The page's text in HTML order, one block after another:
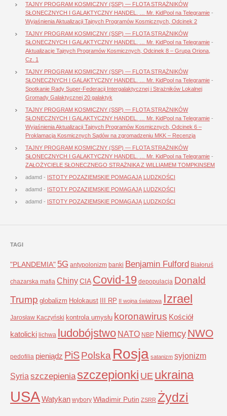
TAJNY PROGRAM KOSMICZNY (SSP) — FLOTA STRAŻNIKÓW
SŁONECZNYCH I GALAKTYCZNY HANDEL. … Mr. KidPool na Telegramie -
Wyjaśnienia Aktualizacji Tajnych Programów Kosmicznych, Odcinek 2
TAJNY PROGRAM KOSMICZNY (SSP) — FLOTA STRAŻNIKÓW
SŁONECZNYCH I GALAKTYCZNY HANDEL. … Mr. KidPool na Telegramie -
Aktualizacje Tajnych Programów Kosmicznych, Odcinek 8 – Grupa Oriona,
Cz. 1
TAJNY PROGRAM KOSMICZNY (SSP) — FLOTA STRAŻNIKÓW
SŁONECZNYCH I GALAKTYCZNY HANDEL. … Mr. KidPool na Telegramie -
Spotkanie Rady Super-Federacji Intergalaktycznej i Strażników Lokalnej
Gromady Galaktycznej 20 galaktyk
TAJNY PROGRAM KOSMICZNY (SSP) — FLOTA STRAŻNIKÓW
SŁONECZNYCH I GALAKTYCZNY HANDEL. … Mr. KidPool na Telegramie -
Wyjaśnienia Aktualizacji Tajnych Programów Kosmicznych, Odcinek 6 –
Proklamacja Kosmicznych Sądów na zgromadzeniu MKK – Recenzja
TAJNY PROGRAM KOSMICZNY (SSP) — FLOTA STRAŻNIKÓW
SŁONECZNYCH I GALAKTYCZNY HANDEL. … Mr. KidPool na Telegramie -
ZAŁOŻYCIELE SŁONECZNEGO STRAŻNIKA Z WILLIAMEM TOMPKINSEM
adamd - ISTOTY POZAZIEMSKIE POMAGAJĄ LUDZKOŚCI
adamd - ISTOTY POZAZIEMSKIE POMAGAJĄ LUDZKOŚCI
adamd - ISTOTY POZAZIEMSKIE POMAGAJĄ LUDZKOŚCI
TAGI
"PLANDEMIA" 5G antypolonizm banki Benjamin Fulford Białoruś
chazarska mafia ChinyCIA Covid-19 depopulacja Donald
Trump globalizm Holokaust III RP II wojna światowa Izrael
Jarosław Kaczyński kontrola umysłu koronawirus Kościół
katolicki lichwa ludobójstwo NATO NBP NiemcyNWO
pedofilia pieniądz PiSPolska Rosja satanizm syjonizm
Syria szczepienia szczepionki UE ukraina
USAWatykan wybory Władimir Putin ZSRR Żydzi